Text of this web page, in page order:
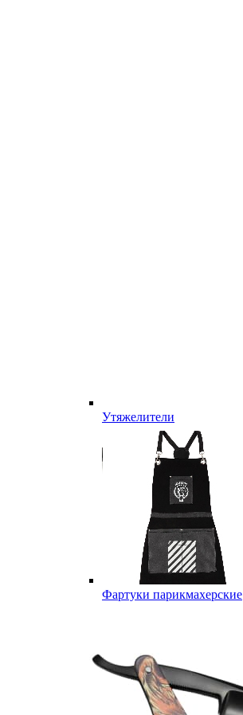
Утяжелители
Фартуки парикмахерские